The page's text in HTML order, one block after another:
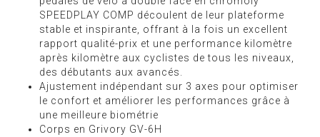
SPEEDPLAY COMP découlent de leur plateforme
stable et inspirante, offrant à la fois un excellent
rapport qualité-prix et une performance kilomètre
après kilomètre aux cyclistes de tous les niveaux,
des débutants aux avancés.
Ajustement indépendant sur 3 axes pour optimiser
le confort et améliorer les performances grâce à
une meilleure biométrie
Corps en Grivory GV-6H